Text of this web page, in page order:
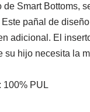
de Smart Bottoms,
pañal de
adicional. El
su hijo necesita la
100% PUL